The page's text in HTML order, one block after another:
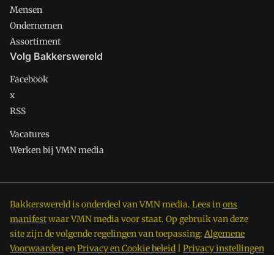
Mensen
Ondernemen
Assortiment
Volg Bakkerswereld
Facebook
x
RSS
Vacatures
Werken bij VMN media
Bakkerswereld is onderdeel van VMN media. Lees inons
manifestwaar VMN media voor staat. Op gebruik van deze
site zijn de volgende regelingen van toepassing: Algemene
VoorwaardenenPrivacy en Cookie beleid Privacy instellingen